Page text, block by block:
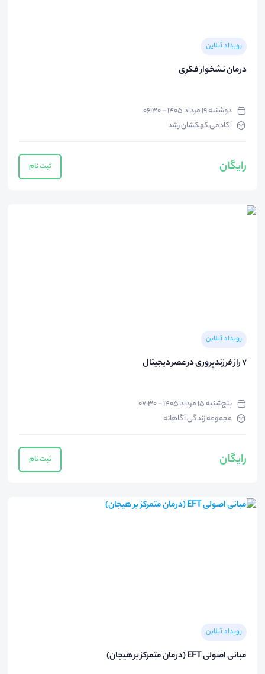
رویداد آنلاین
درمان نشخوار فکری
دوشنبه ۱۹ مرداد ۱۴۰۵ - ۰۶:۳۰
آکادمی کهکشان رشد
رایگان ثبت نام
رویداد آنلاین
۷ راز فرزندپروری در عصر دیجیتال
پنج‌شنبه ۱۵ مرداد ۱۴۰۵ - ۰۷:۳۰
مجموعه زندگی آگاهانه
رایگان ثبت نام
رویداد آنلاین
مبانی اصولی EFT (درمان متمرکز بر هیجان)